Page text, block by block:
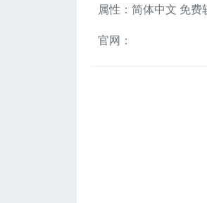
属性：简体中文 免费
官网：